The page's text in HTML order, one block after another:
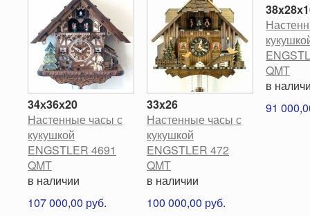
34х36х20
Настенные часы с
кукушкой
ENGSTLER 4691
QMT
в наличии
107 000,00 руб.
33x26
Настенные часы с
кукушкой
ENGSTLER 472
QMT
в наличии
100 000,00 руб.
QMT
в
91